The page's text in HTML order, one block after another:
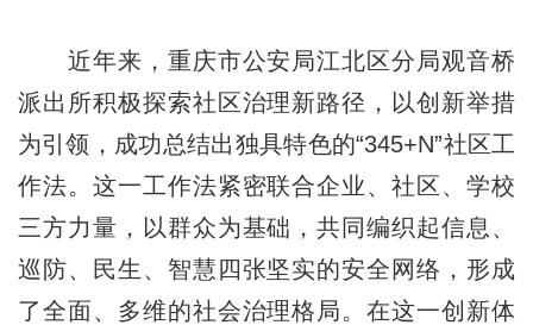
近年来，重庆市公安局江北区分局观音桥
派出所积极探索社区治理新路径，以创新举措
为引领，成功总结出独具特色的“345+N”社区工
作法。这一工作法紧密联合企业、社区、学校
三方力量，以群众为基础，共同编织起信息、
巡防、民生、智慧四张坚实的安全网络，形成
了全面、多维的社会治理格局。在这一创新体